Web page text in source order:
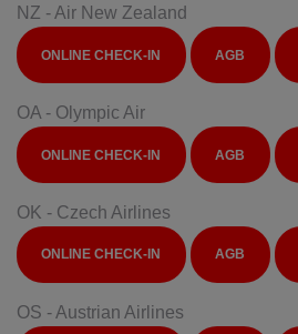
NZ - Air New Zealand
ONLINE CHECK-IN AGB
OA - Olympic Air
ONLINE CHECK-IN AGB
OK - Czech Airlines
ONLINE CHECK-IN AGB
OS - Austrian Airlines